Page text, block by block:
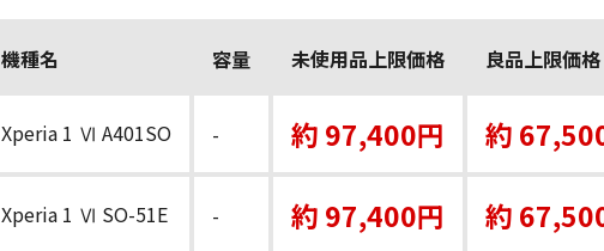
機種名 容量 未使用品上限価格 良品上限価格
Xperia 1 Ⅵ A401SO - 約 97,400円 約
Xperia 1 Ⅵ SO-51E - 約 97,400円 約